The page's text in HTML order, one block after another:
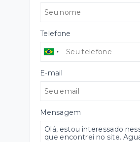
Telefone
E-mail
Mensagem